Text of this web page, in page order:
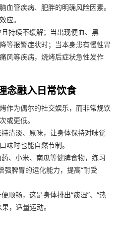
血管疾病、肥胖的明确风险因素。
应。
持续不缓解；当出现便血、黑
等报警症状时；当本身患有慢性胃
风等疾病，烧烤后症状急性发作
念融入日常饮食
作为偶尔的社交娱乐，而非常规饮
或更低。
清淡、原味，让身体保持对味觉
味时也能自然节制。
、小米、南瓜等健脾食物，练习
强脾胃的运化能力，提高“耐受
顺畅，这是身体排出“痰湿”、“热
，适量运动。